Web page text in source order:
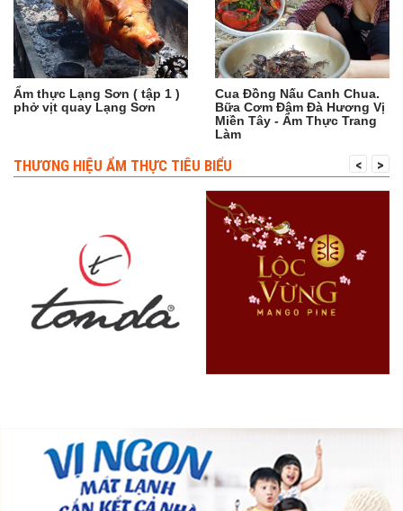
Ẩm thực Lạng Sơn ( tập 1 )
phở vịt quay Lạng Sơn
Cua Đồng Nấu Canh Chua.
Bữa Cơm Đậm Đà Hương Vị
Miền Tây - Ẩm Thực Trang
Làm
THƯƠNG HIỆU ẨM THỰC TIÊU BIỂU < >